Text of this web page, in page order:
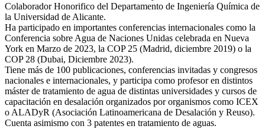
Colaborador Honorifico del Departamento de Ingeniería Química de
la Universidad de Alicante.
Ha participado en importantes conferencias internacionales como la
Conferencia sobre Agua de Naciones Unidas celebrada en Nueva
York en Marzo de 2023, la COP 25 (Madrid, diciembre 2019) o la
COP 28 (Dubai, Diciembre 2023).
Tiene más de 100 publicaciones, conferencias invitadas y congresos
nacionales e internacionales, y participa como profesor en distintos
máster de tratamiento de agua de distintas universidades y cursos de
capacitación en desalación organizados por organismos como ICEX
o ALADyR (Asociación Latinoamericana de Desalación y Reuso).
Cuenta asimismo con 3 patentes en tratamiento de aguas.